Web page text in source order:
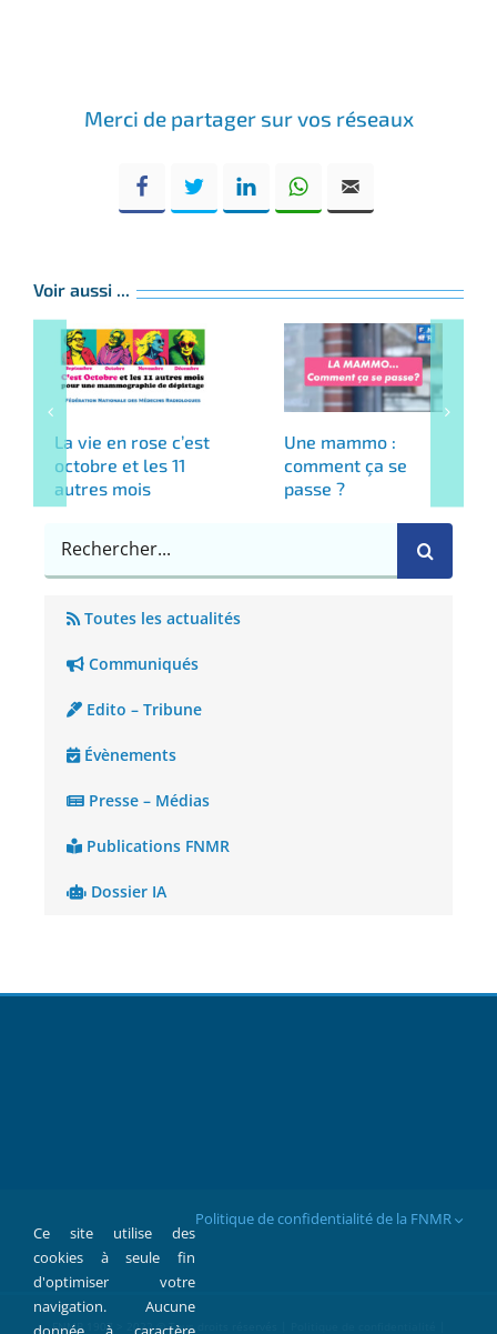
Merci de partager sur vos réseaux
Voir aussi ...
La vie en rose c’est
octobre et les 11
autres mois
Une mammo :
comment ça se
passe ?
Rechercher
Toutes les actualités
Communiqués
Edito – Tribune
Évènements
Presse – Médias
Publications FNMR
Dossier IA
FNMR 1907 > 2022 © Tous droits réservés |
Ce site utilise des
cookies à seule fin
d'optimiser votre
navigation. Aucune
Politique de confidentialité de la FNMR